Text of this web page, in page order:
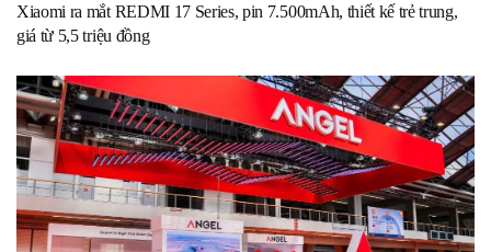
Xiaomi ra mắt REDMI 17 Series, pin 7.500mAh, thiết kế trẻ trung,
giá từ 5,5 triệu đồng